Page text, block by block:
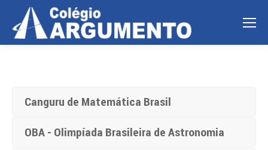
Canguru de Matemática Brasil
OBA - Olimpíada Brasileira de Astronomia